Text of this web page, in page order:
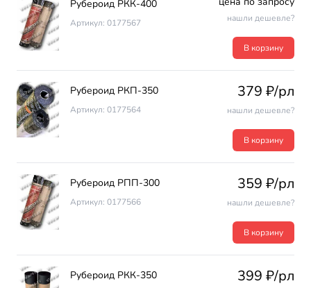
Рубероид РКК-400
Артикул: 0177567 нашли дешевле?
В корзину
Рубероид РКП-350
Артикул: 0177564
379 ₽/рл
нашли дешевле?
В корзину
Рубероид РПП-300
Артикул: 0177566
359 ₽/рл
нашли дешевле?
В корзину
Рубероид РКК-350 399 ₽/рл